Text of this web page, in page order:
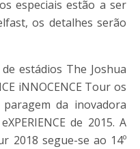
especiais estão a ser
os detalhes serão
estádios The Joshua
iNNOCENCE Tour os
da inovadora
de 2015. A
2018 segue-se ao 14º